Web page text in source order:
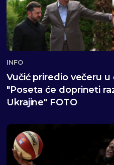
INFO
Vučić priredio večeru
"Poseta će doprineti
Ukrajine" FOTO